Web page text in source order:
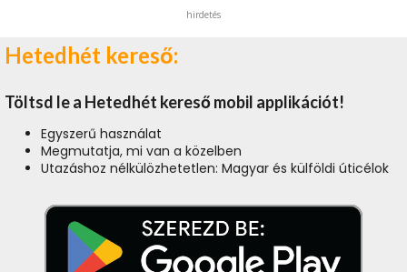
hirdetés
Hetedhét kereső:
Töltsd le a Hetedhét kereső mobil applikációt!
Egyszerű használat
Megmutatja, mi van a közelben
Utazáshoz nélkülözhetetlen: Magyar és külföldi úticélok